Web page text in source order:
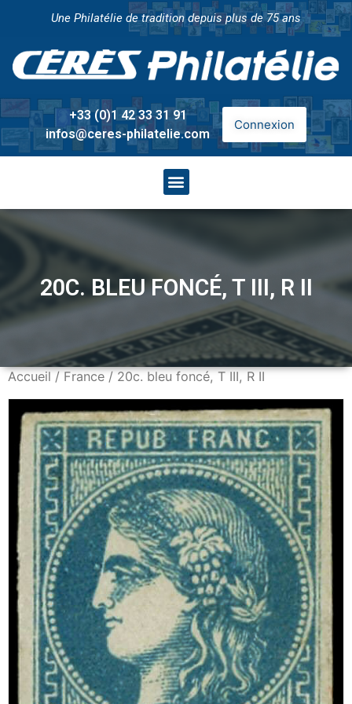
Une Philatélie de tradition depuis plus de 75 ans
+33 (0)1 42 33 31 91
infos@ceres-philatelie.com
Connexion
20C. BLEU FONCÉ, T III, R II
Accueil/France/ 20c. bleu foncé, T III, R II